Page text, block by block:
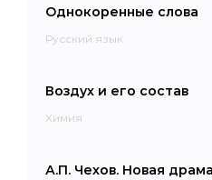
Однокоренные слова
Русский язык
Воздух и его состав
Химия
А.П. Чехов. Новая